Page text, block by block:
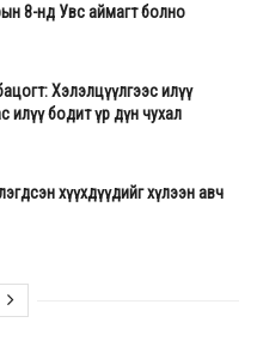
8-нд Увс аймагт болно
Хэлэлцүүлгээс илүү
илүү бодит үр дүн чухал
хүүхдүүдийг хүлээн авч